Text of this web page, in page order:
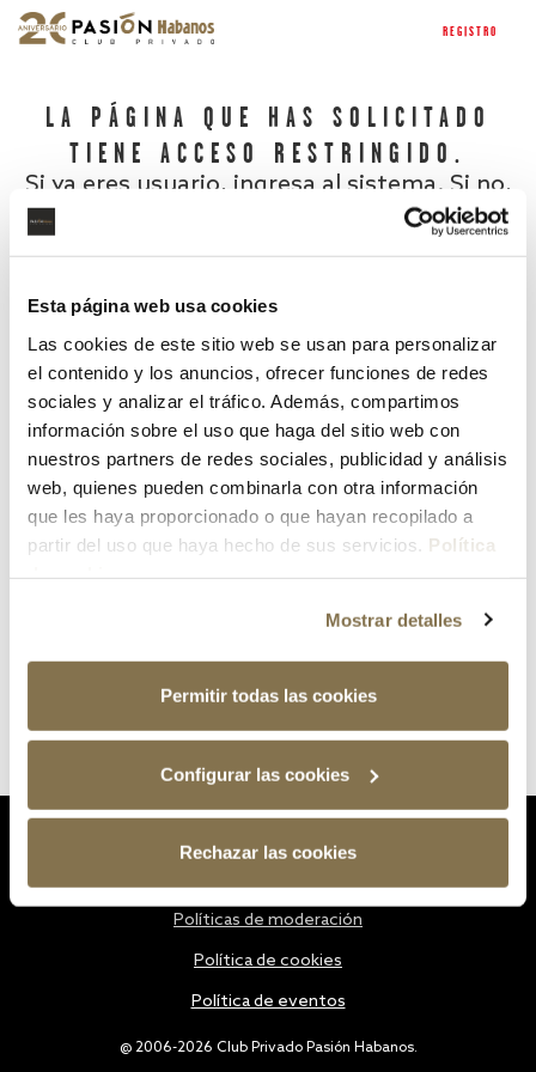
Esta página web usa cookies
Las cookies de este sitio web se usan para personalizar
el contenido y los anuncios, ofrecer funciones de redes
sociales y analizar el tráfico. Además, compartimos
información sobre el uso que haga del sitio web con
nuestros partners de redes sociales, publicidad y análisis
web, quienes pueden combinarla con otra información
que les haya proporcionado o que hayan recopilado a
partir del uso que haya hecho de sus servicios. Política
Mostrar detalles
Permitir todas las cookies
Configurar las cookies
Rechazar las cookies
REGISTRO
LA PÁGINA QUE HAS SOLICITADO
TIENE ACCESO RESTRINGIDO.
Si ya eres usuario, ingresa al sistema. Si no,
¿Has olvidado tu contraseña?
@ 2006-2026 Club Privado Pasión Habanos.
Políticas de moderación
Política de cookies
Política de eventos